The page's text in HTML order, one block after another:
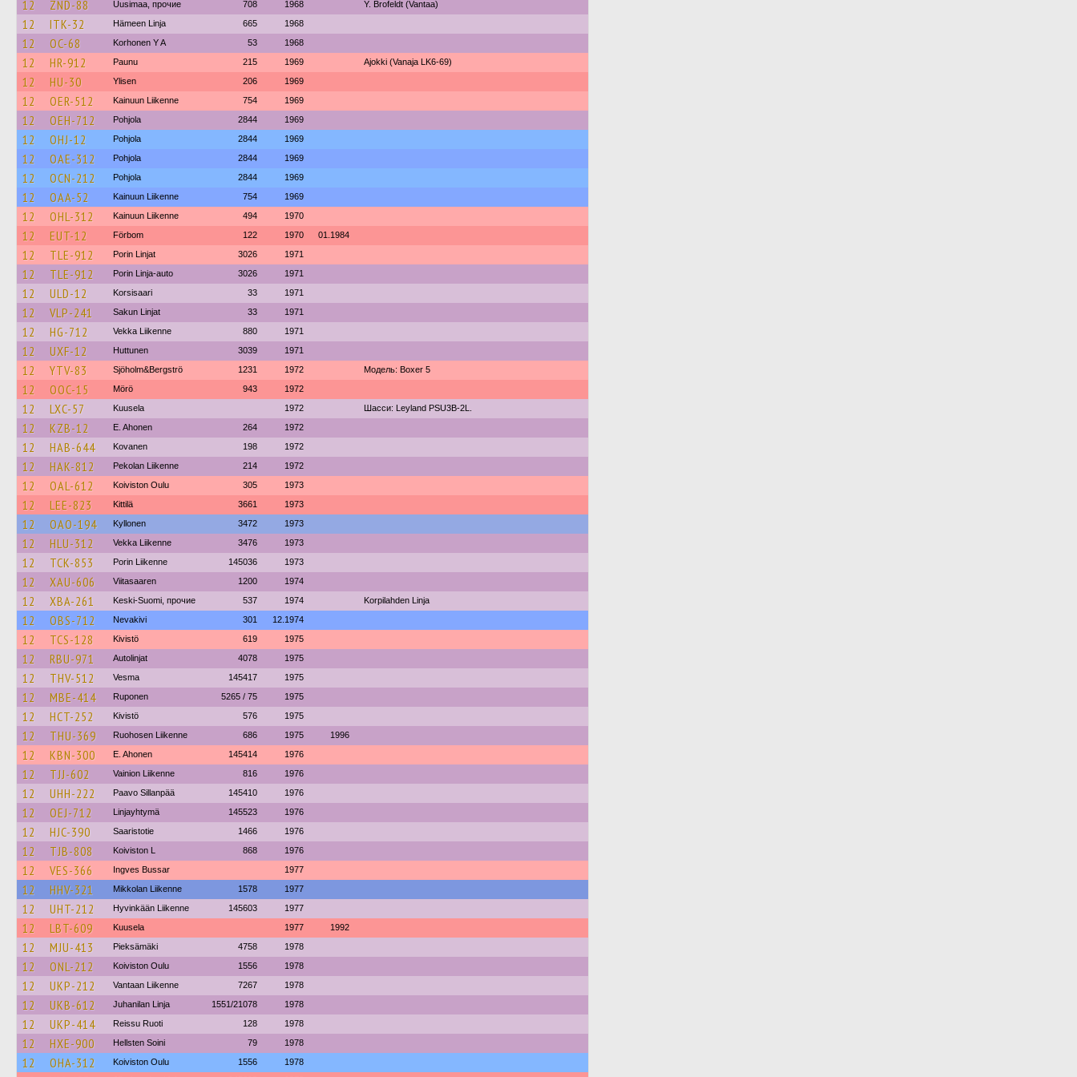
12 ZND-88 Uusimaa, прочие 708 1968 Y. Brofeldt (Vantaa)
12 ITK-32 Hämeen Linja 665 1968
12 OC-68 Korhonen Y A 53 1968
12 HR-912 Paunu 215 1969 Ajokki (Vanaja LK6-69)
12 HU-30 Ylisen 206 1969
12 OER-512 Kainuun Liikenne 754 1969
12 OEH-712 Pohjola 2844 1969
12 OHJ-12 Pohjola 2844 1969
12 OAE-312 Pohjola 2844 1969
12 OCN-212 Pohjola 2844 1969
12 OAA-52 Kainuun Liikenne 754 1969
12 OHL-312 Kainuun Liikenne 494 1970
12 EUT-12 Förbom 122 1970 01.1984
12 TLE-912 Porin Linjat 3026 1971
12 TLE-912 Porin Linja-auto 3026 1971
12 ULD-12 Korsisaari 33 1971
12 VLP-241 Sakun Linjat 33 1971
12 HG-712 Vekka Liikenne 880 1971
12 UXF-12 Huttunen 3039 1971
12 YTV-83 Sjöholm&Bergströ 1231 1972 Модель: Boxer 5
12 OOC-15 Mörö 943 1972
12 LXC-57 Kuusela 1972 Шасси: Leyland PSU3B-2L.
12 KZB-12 E. Ahonen 264 1972
12 HAB-644 Kovanen 198 1972
12 HAK-812 Pekolan Liikenne 214 1972
12 OAL-612 Koiviston Oulu 305 1973
12 LEE-823 Kittilä 3661 1973
12 OAO-194 Kyllonen 3472 1973
12 HLU-312 Vekka Liikenne 3476 1973
12 TCK-853 Porin Liikenne 145036 1973
12 XAU-606 Viitasaaren 1200 1974
12 XBA-261 Keski-Suomi, прочие 537 1974 Korpilahden Linja
12 OBS-712 Nevakivi 301 12.1974
12 TCS-128 Kivistö 619 1975
12 RBU-971 Autolinjat 4078 1975
12 THV-512 Vesma 145417 1975
12 MBE-414 Ruponen 5265 / 75 1975
12 HCT-252 Kivistö 576 1975
12 THU-369 Ruohosen Liikenne 686 1975 1996
12 KBN-300 E. Ahonen 145414 1976
12 TJJ-602 Vainion Liikenne 816 1976
12 UHH-222 Paavo Sillanpää 145410 1976
12 OEJ-712 Linjayhtymä 145523 1976
12 HJC-390 Saaristotie 1466 1976
12 TJB-808 Koiviston L 868 1976
12 VES-366 Ingves Bussar 1977
12 HHV-321 Mikkolan Liikenne 1578 1977
12 UHT-212 Hyvinkään Liikenne 145603 1977
12 LBT-609 Kuusela 1977 1992
12 MJU-413 Pieksämäki 4758 1978
12 ONL-212 Koiviston Oulu 1556 1978
12 UKP-212 Vantaan Liikenne 7267 1978
12 UKB-612 Juhanilan Linja 1551/21078 1978
12 UKP-414 Reissu Ruoti 128 1978
12 HXE-900 Hellsten Soini 79 1978
12 OHA-312 Koiviston Oulu 1556 1978